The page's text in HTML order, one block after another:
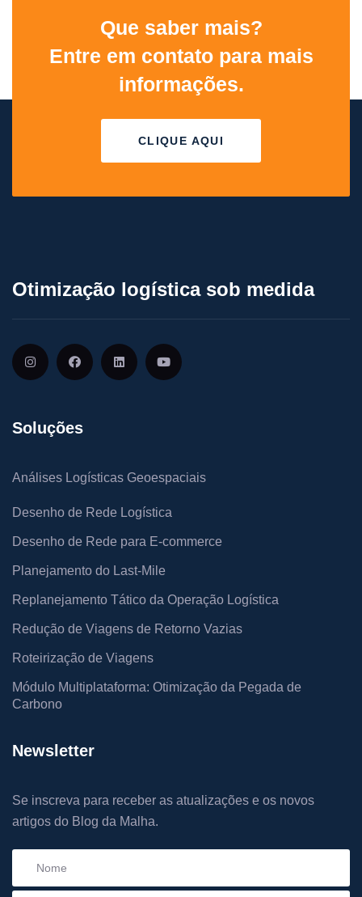
Que saber mais?
Entre em contato para mais
informações.
CLIQUE AQUI
Otimização logística sob medida
Soluções
Análises Logísticas Geoespaciais
Desenho de Rede Logística
Desenho de Rede para E-commerce
Planejamento do Last-Mile
Replanejamento Tático da Operação Logística
Redução de Viagens de Retorno Vazias
Roteirização de Viagens
Módulo Multiplataforma: Otimização da Pegada de
Carbono
Newsletter
Se inscreva para receber as atualizações e os novos
artigos do Blog da Malha.